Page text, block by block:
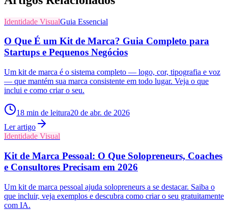
Identidade VisualGuia Essencial
O Que É um Kit de Marca? Guia Completo para
Startups e Pequenos Negócios
Um kit de marca é o sistema completo — logo, cor, tipografia e voz
— que mantém sua marca consistente em todo lugar. Veja o que
inclui e como criar o seu.
18 min de leitura20 de abr. de 2026
Ler artigo
Identidade Visual
Kit de Marca Pessoal: O Que Solopreneurs, Coaches
e Consultores Precisam em 2026
Um kit de marca pessoal ajuda solopreneurs a se destacar. Saiba o
que incluir, veja exemplos e descubra como criar o seu gratuitamente
com IA.